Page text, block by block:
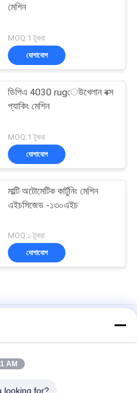
মেশিন
MOQ:1 টুকরা
যোগাযোগ
ডিপিএ 4030 rugেউখেলান বক্স
প্যাকিং মেশিন
MOQ:1 টুকরা
যোগাযোগ
মাল্টি অটোমেটিক কার্টুনিং মেশিন
এইচসিজেড -১৩০এইচ
MOQ:১ টুকরা
যোগাযোগ
বক্স গঠন YPK 4012
কার্টন এফএক্সজে 6050 অটো
বক্স প্যাকিং মেশিন কার্টন 120
AM
looking for?